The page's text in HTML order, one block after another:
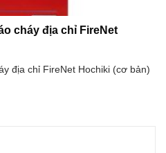
cháy địa chỉ FireNet
địa chỉ FireNet Hochiki (cơ bản)